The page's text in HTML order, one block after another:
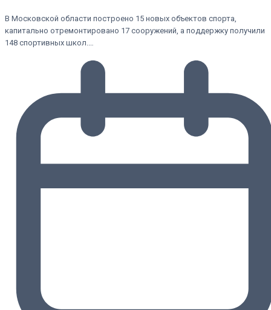
В Московской области построено 15 новых объектов спорта,
капитально отремонтировано 17 сооружений, а поддержку получили
148 спортивных школ.…